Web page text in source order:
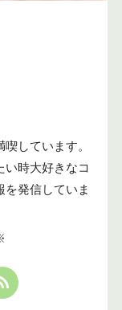
しています。
い時大好きなコ
を発信していま